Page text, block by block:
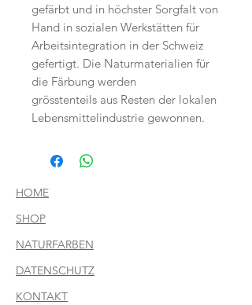
gefärbt und in höchster Sorgfalt von
Hand in sozialen Werkstätten für
Arbeitsintegration in der Schweiz
gefertigt. Die Naturmaterialien für
die Färbung werden
grösstenteils aus Resten der lokalen
Lebensmittelindustrie gewonnen.
HOME
SHOP
NATURFARBEN
DATENSCHUTZ
KONTAKT